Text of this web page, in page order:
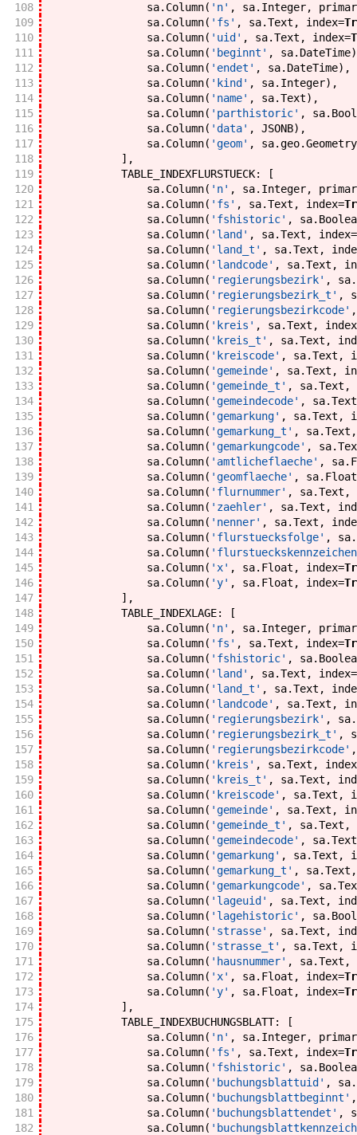
108
sa. Column( 'n' , sa. Integer,
109
sa. Column( 'fs' , sa.Text , index=
110
sa. Column( 'uid' , sa.Text , index=
111
sa. Column( 'beginnt' , sa. DateTime)
112
sa. Column( 'endet' , sa. DateTime) ,
113
sa. Column( 'kind' , sa. Integer) ,
114
sa. Column( 'name' , sa.Text) ,
115
sa. Column( 'parthistoric' , sa.
116
sa. Column( 'data' , JSONB) ,
117
sa. Column( 'geom' , sa.geo.Geometry
118
] ,
119
TABLE_INDEXFLURSTUECK:
[
120
sa. Column( 'n' , sa. Integer,
121
sa. Column( 'fs' , sa.Text , index=
122
sa. Column( 'fshistoric' , sa.
123
sa. Column( 'land' , sa.Text , index=
124
sa. Column( 'land_t' , sa.Text ,
125
sa. Column( 'landcode' , sa.Text ,
126
sa. Column( 'regierungsbezirk' , sa.
127
sa. Column( 'regierungsbezirk_t' ,
128
sa. Column( 'regierungsbezirkcode' ,
129
sa. Column( 'kreis' , sa.Text , index
130
sa. Column( 'kreis_t' , sa.Text ,
131
sa. Column( 'kreiscode' , sa.Text ,
132
sa. Column( 'gemeinde' , sa.Text ,
133
sa. Column( 'gemeinde_t' , sa.Text ,
134
sa. Column( 'gemeindecode' , sa.Text
135
sa. Column( 'gemarkung' , sa.Text ,
136
sa. Column( 'gemarkung_t' , sa.Text ,
137
sa. Column( 'gemarkungcode' , sa.
138
sa. Column( 'amtlicheflaeche' , sa.
139
sa. Column( 'geomflaeche' , sa. Float
140
sa. Column( 'flurnummer' , sa.Text ,
141
sa. Column( 'zaehler' , sa.Text ,
142
sa. Column( 'nenner' , sa.Text ,
143
sa. Column( 'flurstuecksfolge' , sa.
144
sa. Column(
145
sa. Column( 'x' , sa. Float , index=
146
sa. Column( 'y' , sa. Float , index=
147
] ,
148
TABLE_INDEXLAGE:
[
149
sa. Column( 'n' , sa. Integer,
150
sa. Column( 'fs' , sa.Text , index=
151
sa. Column( 'fshistoric' , sa.
152
sa. Column( 'land' , sa.Text , index=
153
sa. Column( 'land_t' , sa.Text ,
154
sa. Column( 'landcode' , sa.Text ,
155
sa. Column( 'regierungsbezirk' , sa.
156
sa. Column( 'regierungsbezirk_t' ,
157
sa. Column( 'regierungsbezirkcode' ,
158
sa. Column( 'kreis' , sa.Text , index
159
sa. Column( 'kreis_t' , sa.Text ,
160
sa. Column( 'kreiscode' , sa.Text ,
161
sa. Column( 'gemeinde' , sa.Text ,
162
sa. Column( 'gemeinde_t' , sa.Text ,
163
sa. Column( 'gemeindecode' , sa.Text
164
sa. Column( 'gemarkung' , sa.Text ,
165
sa. Column( 'gemarkung_t' , sa.Text ,
166
sa. Column( 'gemarkungcode' , sa.
167
sa. Column( 'lageuid' , sa.Text ,
168
sa. Column( 'lagehistoric' , sa.
169
sa. Column( 'strasse' , sa.Text ,
170
sa. Column( 'strasse_t' , sa.Text ,
171
sa. Column( 'hausnummer' , sa.Text ,
172
sa. Column( 'x' , sa. Float , index=
173
sa. Column( 'y' , sa. Float , index=
174
] ,
175
TABLE_INDEXBUCHUNGSBLATT:
[
176
sa. Column( 'n' , sa. Integer,
177
sa. Column( 'fs' , sa.Text , index=
178
sa. Column( 'fshistoric' , sa.
179
sa. Column( 'buchungsblattuid' , sa.
180
sa. Column( 'buchungsblattbeginnt' ,
181
sa. Column( 'buchungsblattendet' ,
182
sa. Column(